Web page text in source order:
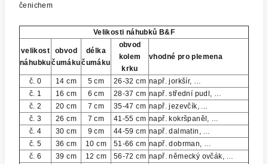
čenichem
Velikosti náhubků B&F
velikost
náhubku
obvod
čumáku
délka
čumáku
obvod
kolem
krku
vhodné pro plemena
č. 0 14 cm 5 cm 26-32 cm např. jorkšír, …
č. 1
16 cm 6 cm 28-37 cm např. střední pudl, …
č. 2
20 cm 7 cm 35-47 cm např. jezevčík, ...
č. 3
26 cm 7 cm 41-55 cm např. kokršpaněl, …
č. 4
30 cm 9 cm 44-59 cm např. dalmatin, …
č. 5
36 cm 10 cm 51-66 cm např. dobrman, …
č. 6
39 cm 12 cm 56-72 cm např. německý ovčák, …